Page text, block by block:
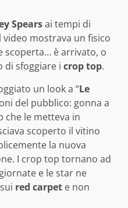
Spearsai tempi di
video mostrava un fisico
scoperta… è arrivato, o
di sfoggiare i croptop.
un look a “Le
del pubblico: gonna a
che le metteva in
scoperto il vitino
la nuova
I crop top tornano ad
e le star ne
red carpet e non